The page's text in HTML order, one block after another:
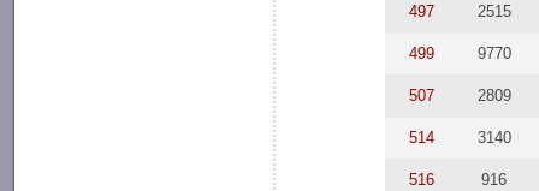
497 2515
499 9770
507 2809
514 3140
516 916